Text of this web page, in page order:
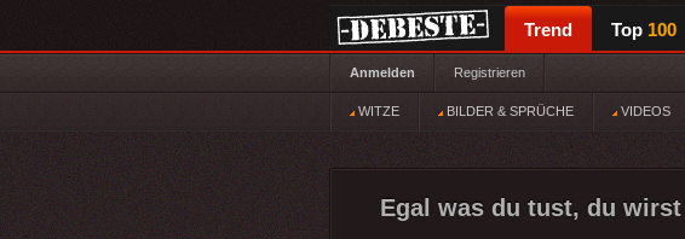
Trend Top 100
Anmelden Registrieren
WITZE BILDER & SPRÜCHE VIDEOS
Egal was du tust, du